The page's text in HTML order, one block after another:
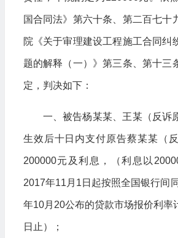
国合同法》第六十条、第二百七十
院《关于审理建设工程施工合同纠
题的解释（一）》第三条、第十三
定，判决如下：
一、被告杨某某、王某（反诉
生效后十日内支付原告蔡某某（
200000元及利息，（利息以
2017年11月1日起按照全国银行间
年10月20公布的贷款市场报价利率
日止）；